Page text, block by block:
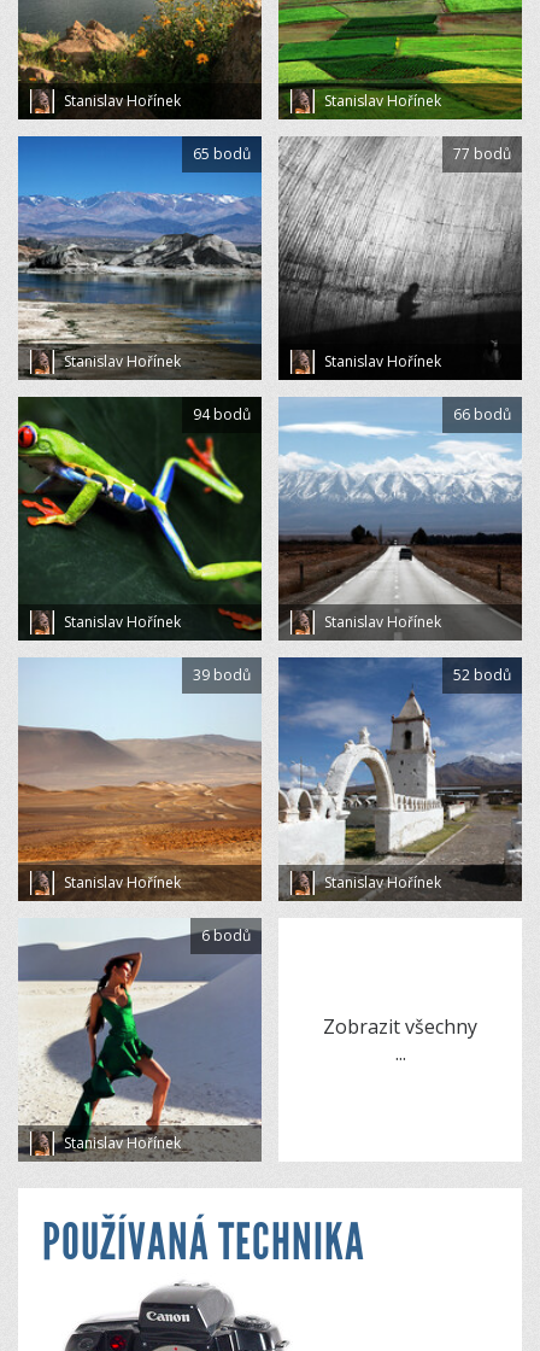
Stanislav Hořínek Stanislav Hořínek
Stanislav Hořínek
65 bodů
Stanislav Hořínek
77 bodů
Stanislav Hořínek
94 bodů
Stanislav Hořínek
66 bodů
Stanislav Hořínek
39 bodů
Stanislav Hořínek
52 bodů
Stanislav Hořínek
6 bodů
Zobrazit všechny
...
POUŽÍVANÁ TECHNIKA